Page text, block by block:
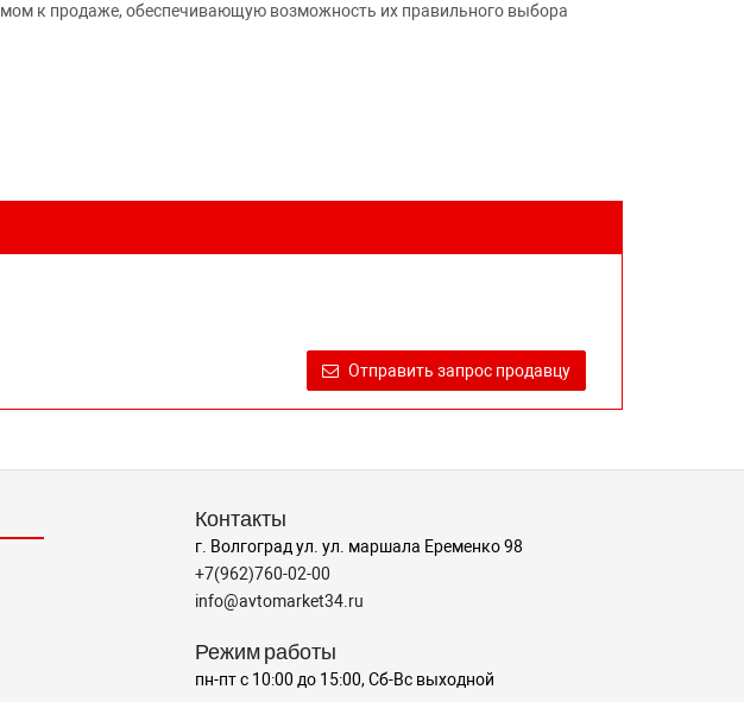
к продаже, обеспечивающую возможность их правильного выбора
Отправить запрос продавцу
Контакты
г. Волгоград ул. ул. маршала Еременко 98
+7(962)760-02-00
info@avtomarket34.ru
Режим работы
пн-пт с 10:00 до 15:00, Сб-Вс выходной